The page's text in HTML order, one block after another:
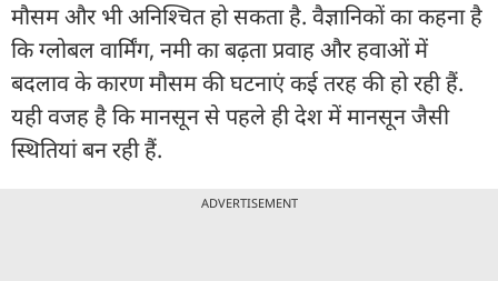
मौसम और भी अनिश्चित हो सकता है. वैज्ञानिकों का कहना है
कि ग्लोबल वार्मिंग, नमी का बढ़ता प्रवाह और हवाओं में
बदलाव के कारण मौसम की घटनाएं कई तरह की हो रही हैं.
यही वजह है कि मानसून से पहले ही देश में मानसून जैसी
स्थितियां बन रही हैं.
ADVERTISEMENT